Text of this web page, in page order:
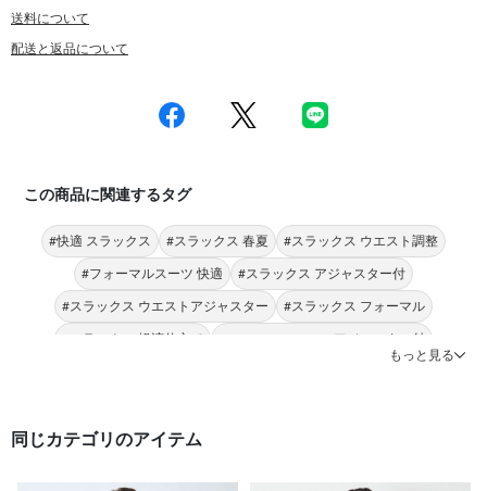
送料について
配送と返品について
この商品に関連するタグ
#快適 スラックス #スラックス 春夏 #スラックス ウエスト調整
#フォーマルスーツ 快適 #スラックス アジャスター付
#スラックス ウエストアジャスター #スラックス フォーマル
#スラックス 軽涼仕立て #フォーマルスーツ アジャスター付
もっと見る
同じカテゴリのアイテム